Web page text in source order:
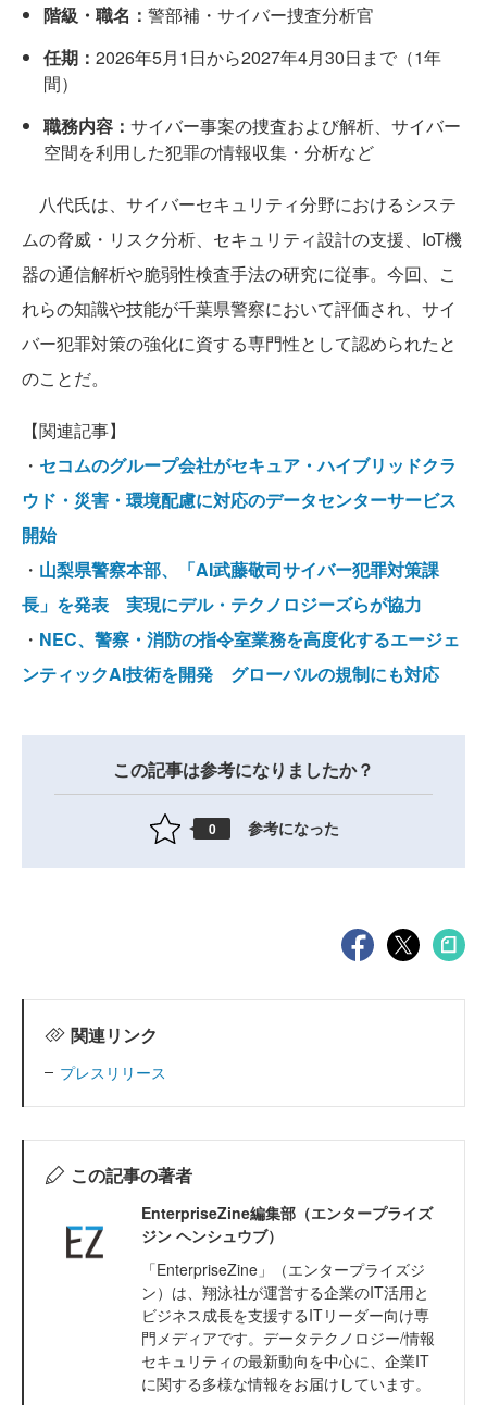
階級・職名： 警部補・サイバー捜査分析官
任期： 2026年5月1日から2027年4月30日まで（1年
間）
職務内容： サイバー事案の捜査および解析、サイバー
空間を利用した犯罪の情報収集・分析など
八代氏は、サイバーセキュリティ分野におけるシステ
ムの脅威・リスク分析、セキュリティ設計の支援、IoT機
器の通信解析や脆弱性検査手法の研究に従事。今回、こ
れらの知識や技能が千葉県警察において評価され、サイ
バー犯罪対策の強化に資する専門性として認められたと
のことだ。
【関連記事】
・ セコムのグループ会社がセキュア・ハイブリッドクラ
ウド・災害・環境配慮に対応のデータセンターサービス
開始
・ 山梨県警察本部、「AI武藤敬司サイバー犯罪対策課
長」を発表 実現にデル・テクノロジーズらが協力
・ NEC、警察・消防の指令室業務を高度化するエージェ
ンティックAI技術を開発 グローバルの規制にも対応
この記事は参考になりましたか？
0 参考になった
関連リンク
プレスリリース
この記事の著者
EnterpriseZine編集部（エンタープライズ
ジン ヘンシュウブ）
「EnterpriseZine」（エンタープライズジ
ン）は、翔泳社が運営する企業のIT活用と
ビジネス成長を支援するITリーダー向け専
門メディアです。データテクノロジー/情報
セキュリティの最新動向を中心に、企業IT
に関する多様な情報をお届けしています。